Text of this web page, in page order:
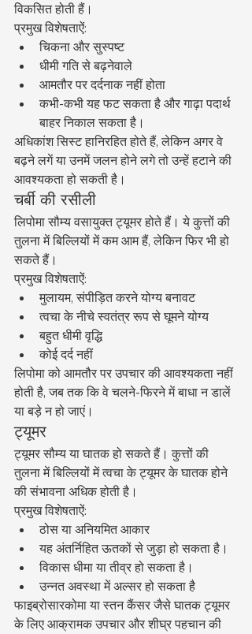
विकसित होती हैं।
प्रमुख विशेषताऐं:
चिकना और सुस्पष्ट
धीमी गति से बढ़नेवाले
आमतौर पर दर्दनाक नहीं होता
कभी-कभी यह फट सकता है और गाढ़ा पदार्थ
बाहर निकाल सकता है।
अधिकांश सिस्ट हानिरहित होते हैं, लेकिन अगर वे
बढ़ने लगें या उनमें जलन होने लगे तो उन्हें हटाने की
आवश्यकता हो सकती है।
चर्बी की रसीली
लिपोमा सौम्य वसायुक्त ट्यूमर होते हैं। ये कुत्तों की
तुलना में बिल्लियों में कम आम हैं, लेकिन फिर भी हो
सकते हैं।
प्रमुख विशेषताऐं:
मुलायम, संपीड़ित करने योग्य बनावट
त्वचा के नीचे स्वतंत्र रूप से घूमने योग्य
बहुत धीमी वृद्धि
कोई दर्द नहीं
लिपोमा को आमतौर पर उपचार की आवश्यकता नहीं
होती है, जब तक कि वे चलने-फिरने में बाधा न डालें
या बड़े न हो जाएं।
ट्यूमर
ट्यूमर सौम्य या घातक हो सकते हैं। कुत्तों की
तुलना में बिल्लियों में त्वचा के ट्यूमर के घातक होने
की संभावना अधिक होती है।
प्रमुख विशेषताऐं:
ठोस या अनियमित आकार
यह अंतर्निहित ऊतकों से जुड़ा हो सकता है।
विकास धीमा या तीव्र हो सकता है।
उन्नत अवस्था में अल्सर हो सकता है
फाइब्रोसारकोमा या स्तन कैंसर जैसे घातक ट्यूमर
के लिए आक्रामक उपचार और शीघ्र पहचान की